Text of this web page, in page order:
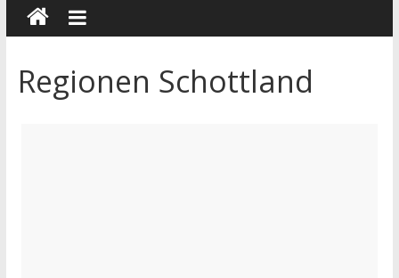
Regionen Schottland